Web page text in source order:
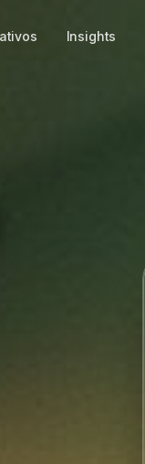
Insights